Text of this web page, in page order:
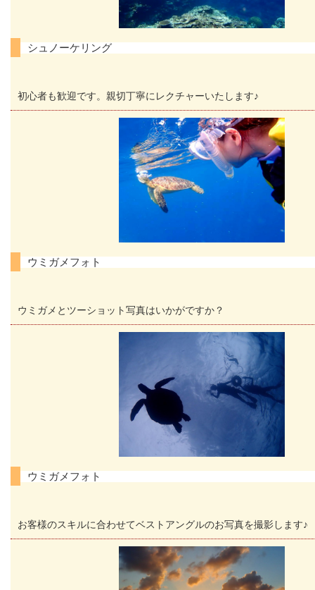
シュノーケリング
初心者も歓迎です。親切丁寧にレクチャーいたします♪
ウミガメフォト
ウミガメとツーショット写真はいかがですか？
ウミガメフォト
お客様のスキルに合わせてベストアングルのお写真を撮影します♪